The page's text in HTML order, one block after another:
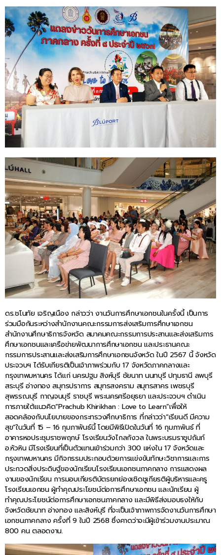
ดร.ชโนทัย เจริญเนือง กล่าวว่า งานวันการศึกษาเอกชนในครั้งนี้ เป็นการ
ร่วมมือกันระหว่างสำนักงานคณะกรรมการส่งเสริมการศึกษาเอกชน
สำนักงานศึกษาธิการจังหวัด สมาคมคณะกรรมการประสานและส่งเสริมการ
ศึกษาเอกชนและเครือข่ายพัฒนาการศึกษาเอกชน และประธานคณะ
กรรมการประสานและส่งเสริมการศึกษาเอกชนจังหวัด ในปี 2567 นี้ จังหวัด
ประจวบฯ ได้รับเกียรติเป็นเจ้าภาพร่วมกับ 17 จังหวัดภาคกลางและ
กรุงเทพมหานคร ได้แก่ นครปฐม สิงห์บุรี ชัยนาท นนทบุรี ปทุมธานี ลพบุรี
สระบุรี อ่างทอง สมุทรปราการ สมุทรสงคราม สมุทรสาคร เพชรบุรี
สุพรรณบุรี กาญจนบุรี ราชบุรี พระนครศรีอยุธยา และประจวบฯ ดำเนิน
การภายใต้แนวคิด“Prachub Khirikhan : Love to Learn”เพื่อให้
สอดคล้องกับนโยบายของกระทรวงศึกษาธิการ ที่กล่าวว่า“เรียนดี มีความ
สุข”ในวันที่ 15 – 16 กุมภาพันธ์นี้ โดยมีพิธีเปิดในวันที่ 16 กุมภาพันธ์ ที่
อาคารหอประชุมราชพฤกษ์ โรงเรียนวังไกลกังวล ในพระบรมราชูปถัมภ์
อ.หัวหิน มีโรงเรียนที่เป็นตัวแทนเข้าร่วมกว่า 300 แห่งใน 17 จังหวัดและ
กรุงเทพมหานคร มีกิจกรรมประกอบด้วยการแข่งขันทักษะวิชาการและการ
ประกวดสิ่งประดิษฐ์ของนักเรียนโรงเรียนเอกชนภาคกลาง การแสดงผล
งานของนักเรียน การมอบเกียรติบัตรยกย่องเชิดชูเกียรติผู้บริหารและครู
โรงเรียนเอกชน ผู้ทำคุณประโยชน์ต่อการศึกษาเอกชน และนักเรียน ผู้
ทำคุณประโยชน์ต่อการศึกษาเอกชนภาคกลาง และมีพิธีส่งมอบธงให้กับ
จังหวัดชัยนาท อ่างทอง และสิงห์บุรี ที่จะเป็นเจ้าภาพการจัดงานวันการศึกษา
เอกชนภาคกลาง ครั้งที่ 9 ในปี 2568 ซึ่งคาดว่าจะมีผู้เข้าร่วมงานประมาณ
800 คน ตลอดงาน.